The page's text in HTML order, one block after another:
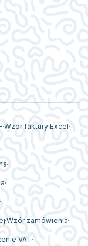
Wzór faktury Excel
Wzór zamówienia
VAT